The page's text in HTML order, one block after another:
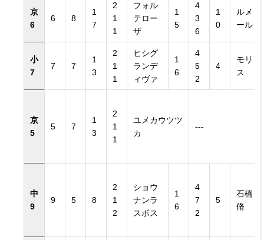
京
6
6 8
1
7
2
1
1
フォル
テロー
ザ
1
5
4
3
6
1
0
ルメ
ール
小
7
7 7
1
3
2
1
1
ヒシグ
ランデ
ィヴァ
1
6
4
5
2
4
モリ
ス
京
5
5 7
1
3
2
1
1
ユメカウツツ
カ
---
中
9
9 5 8
2
1
2
ショウ
ナンラ
スボス
1
6
4
7
2
5
石橋
脩